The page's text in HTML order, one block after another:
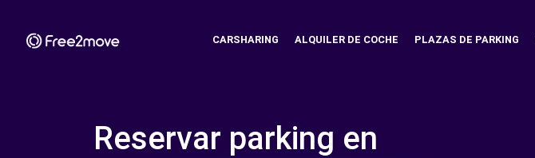
CARSHARING ALQUILER DE COCHE PLAZAS DE PARKING
Reservar parking en